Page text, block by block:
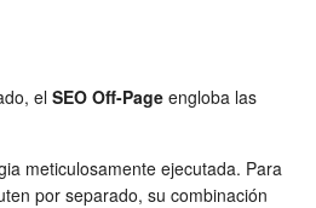
el SEO Off-Page engloba las
meticulosamente ejecutada. Para
por separado, su combinación